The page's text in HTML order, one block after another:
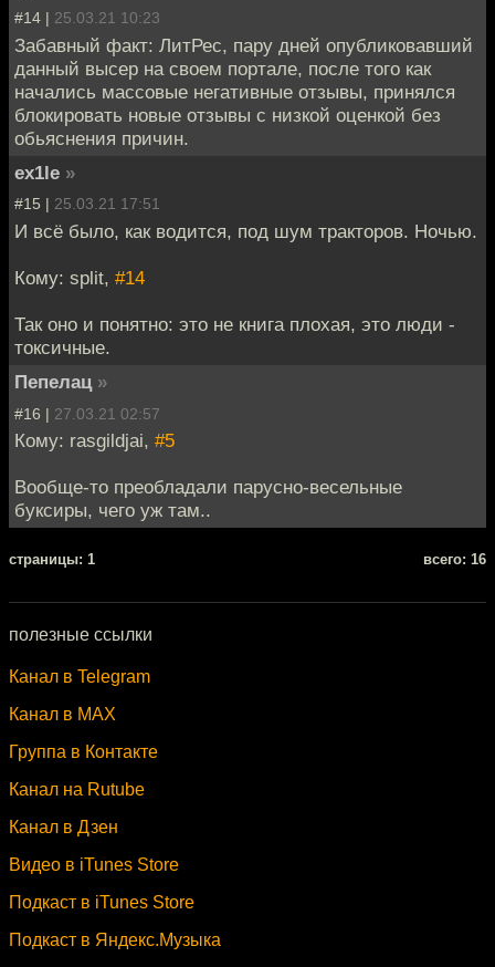
#14 | 25.03.21 10:23
Забавный факт: ЛитРес, пару дней опубликовавший
данный высер на своем портале, после того как
начались массовые негативные отзывы, принялся
блокировать новые отзывы с низкой оценкой без
обьяснения причин.
ex1le »
#15 | 25.03.21 17:51
И всё было, как водится, под шум тракторов. Ночью.
Кому: split, #14
Так оно и понятно: это не книга плохая, это люди -
токсичные.
Пепелац »
#16 | 27.03.21 02:57
Кому: rasgildjai, #5
Вообще-то преобладали парусно-весельные
буксиры, чего уж там..
cтраницы: 1 всего: 16
полезные ссылки
Канал в Telegram
Канал в MAX
Группа в Контакте
Канал на Rutube
Канал в Дзен
Видео в iTunes Store
Подкаст в iTunes Store
Подкаст в Яндекс.Музыка